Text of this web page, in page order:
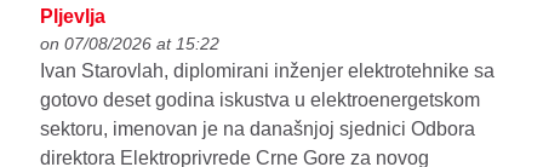
Pljevlja
on 07/08/2026 at 15:22
Ivan Starovlah, diplomirani inženjer elektrotehnike sa
gotovo deset godina iskustva u elektroenergetskom
sektoru, imenovan je na današnjoj sjednici Odbora
direktora Elektroprivrede Crne Gore za novog